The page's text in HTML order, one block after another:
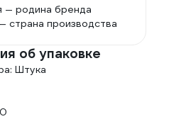
— родина бренда
страна производства
об упаковке
Штука